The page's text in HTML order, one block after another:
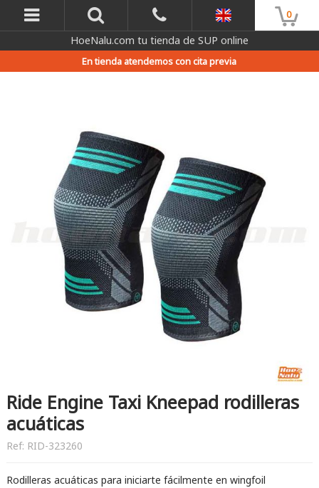
0
HoeNalu.com tu tienda de SUP online
En tienda atendemos con cita previa
Ride Engine Taxi Kneepad rodilleras
acuáticas
Ref: RID-323260
Rodilleras acuáticas para iniciarte fácilmente en wingfoil